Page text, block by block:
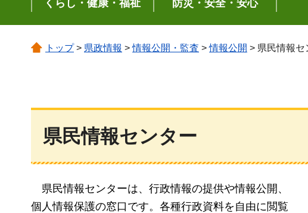
くらし・健康・福祉 防災・安全・安心
トップ> 県政情報 >情報公開・監査 >情報公開 > 県民情報セ
県民情報センター
県民情報センターは、行政情報の提供や情報公開、
個人情報保護の窓口です。各種行政資料を自由に閲覧